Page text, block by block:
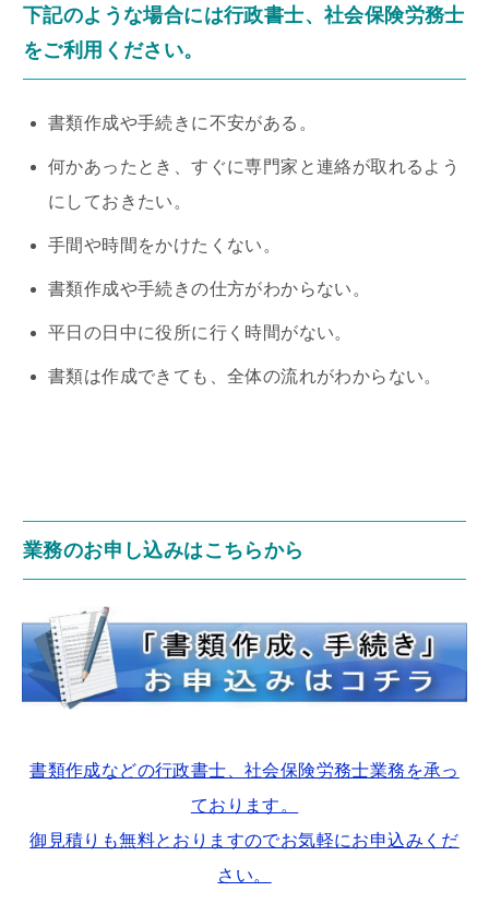
下記のような場合には行政書士、社会保険労務士
をご利用ください。
書類作成や手続きに不安がある。
何かあったとき、すぐに専門家と連絡が取れるよう
にしておきたい。
手間や時間をかけたくない。
書類作成や手続きの仕方がわからない。
平日の日中に役所に行く時間がない。
書類は作成できても、全体の流れがわからない。
業務のお申し込みはこちらから
書類作成などの行政書士、社会保険労務士業務を承っ
ております。
御見積りも無料とおりますのでお気軽にお申込みくだ
さい。